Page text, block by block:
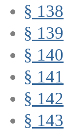
§ 138
§ 139
§ 140
§ 141
§ 142
§ 143